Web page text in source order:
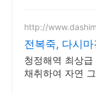
http://
전복죽, 다시
완도의 신선함
청정해역 최상
채취하여 자연 그대로 고객님께 보